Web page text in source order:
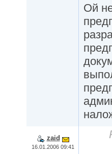
Ой
zaid
16.01.2006 09:41